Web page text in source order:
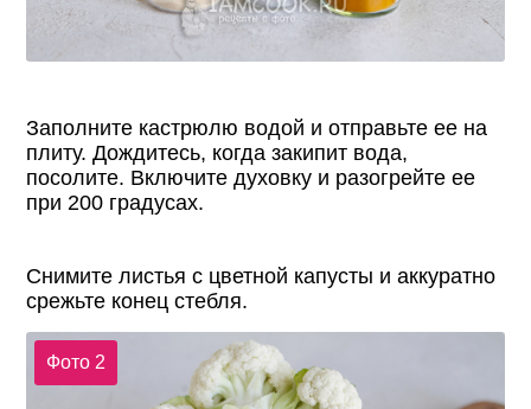
Заполните кастрюлю водой и отправьте ее на
плиту. Дождитесь, когда закипит вода,
посолите. Включите духовку и разогрейте ее
при 200 градусах.
Снимите листья с цветной капусты и аккуратно
срежьте конец стебля.
Фото 2